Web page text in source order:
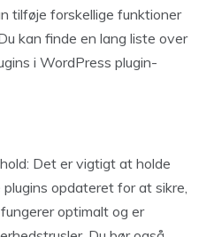
tilføje forskellige funktioner
kan finde en lang liste over
i WordPress plugin-
Det er vigtigt at holde
opdateret for at sikre,
optimalt og er